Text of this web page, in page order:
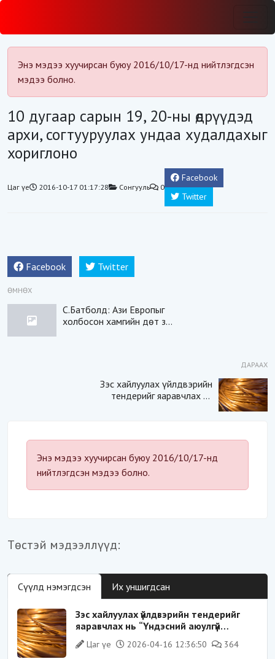
Энэ мэдээ хуучирсан буюу 2016/10/17-нд нийтлэгдсэн
мэдээ болно.
10 дугаар сарын 19, 20-ны өдрүүдэд
архи, согтууруулах ундаа худалдахыг
хориглоно
Цаг үе 2016-10-17 01:17:28 Сонгууль 0
Facebook
Twitter
Facebook Twitter
ӨМНӨХ
С.Батболд: Ази Европыг
холбосон хамгийн дөт зам
ДАРААХ
Зэс хайлуулах үйлдвэрийн
тендерийг яаравчлах нь
Энэ мэдээ хуучирсан буюу 2016/10/17-нд
нийтлэгдсэн мэдээ болно.
Төстэй мэдээллүүд:
Сүүлд нэмэгдсэн Их уншигдсан
Зэс хайлуулах үйлдвэрийн тендерийг
яаравчлах нь “Үндэсний аюулгүй
байдал“-д эрсдэлтэй юу?
Цаг үе 2026-04-16 12:36:50 364